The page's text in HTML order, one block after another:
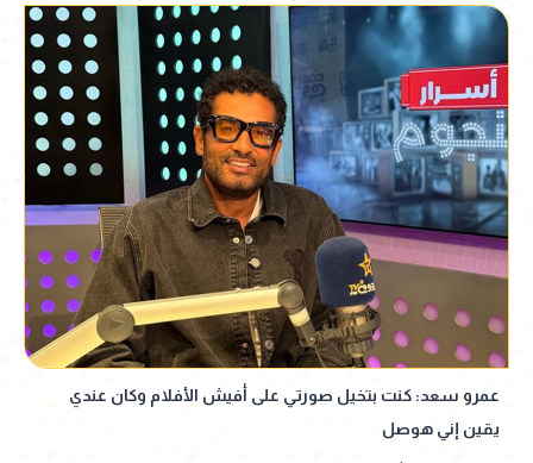
عمرو سعد: كنت بتخيل صورتي على أفيش الأفلام وكان عندي
يقين إني هوصل